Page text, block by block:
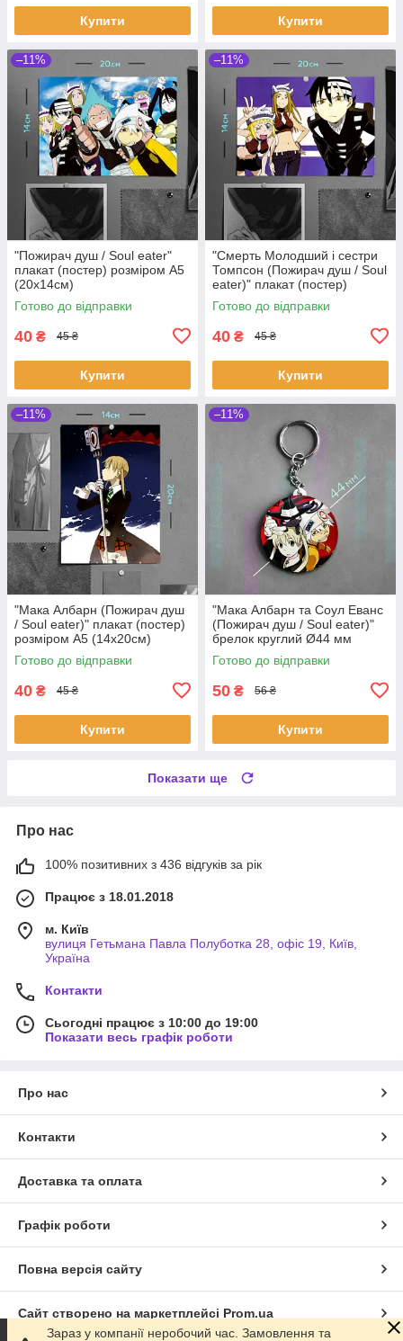
Купити Купити
–11%
"Пожирач душ / Soul eater"
плакат (постер) розміром А5
(20х14см)
Готово до відправки
40 ₴ 45 ₴
Купити
–11%
"Смерть Молодший і сестри
Томпсон (Пожирач душ / Soul
eater)" плакат (постер)
розміром А5 (20х14см)
Готово до відправки
40 ₴ 45 ₴
Купити
–11%
"Мака Албарн (Пожирач душ
/ Soul eater)" плакат (постер)
розміром А5 (14х20см)
Готово до відправки
40 ₴ 45 ₴
Купити
–11%
"Мака Албарн та Соул Еванс
(Пожирач душ / Soul eater)"
брелок круглий Ø44 мм
Готово до відправки
50 ₴ 56 ₴
Купити
Показати ще
Про нас
100% позитивних з 436 відгуків за рік
Працює з 18.01.2018
м. Київ
вулиця Гетьмана Павла Полуботка 28, офіс 19, Київ,
Україна
Контакти
Сьогодні працює з 10:00 до 19:00
Показати весь графік роботи
Про нас
Контакти
Доставка та оплата
Графік роботи
Повна версія сайту
Сайт створено на маркетплейсі Prom.ua
Зараз у компанії неробочий час. Замовлення та